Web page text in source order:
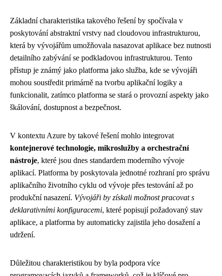
Základní charakteristika takového řešení by spočívala v
poskytování abstraktní vrstvy nad cloudovou infrastrukturou,
která by vývojářům umožňovala nasazovat aplikace bez nutnosti
detailního zabývání se podkladovou infrastrukturou. Tento
přístup je známý jako platforma jako služba, kde se vývojáři
mohou soustředit primárně na tvorbu aplikační logiky a
funkcionalit, zatímco platforma se stará o provozní aspekty jako
škálování, dostupnost a bezpečnost.
V kontextu Azure by takové řešení mohlo integrovat
kontejnerové technologie, mikroslužby a orchestrační
nástroje, které jsou dnes standardem moderního vývoje
aplikací. Platforma by poskytovala jednotné rozhraní pro správu
aplikačního životního cyklu od vývoje přes testování až po
produkční nasazení. Vývojáři by získali možnost pracovat s
deklarativními konfiguracemi, které popisují požadovaný stav
aplikace, a platforma by automaticky zajistila jeho dosažení a
udržení.
Důležitou charakteristikou by byla podpora více